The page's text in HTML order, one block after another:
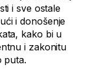
i sve ostale
i donošenje
kako bi u
i zakonitu
puta.